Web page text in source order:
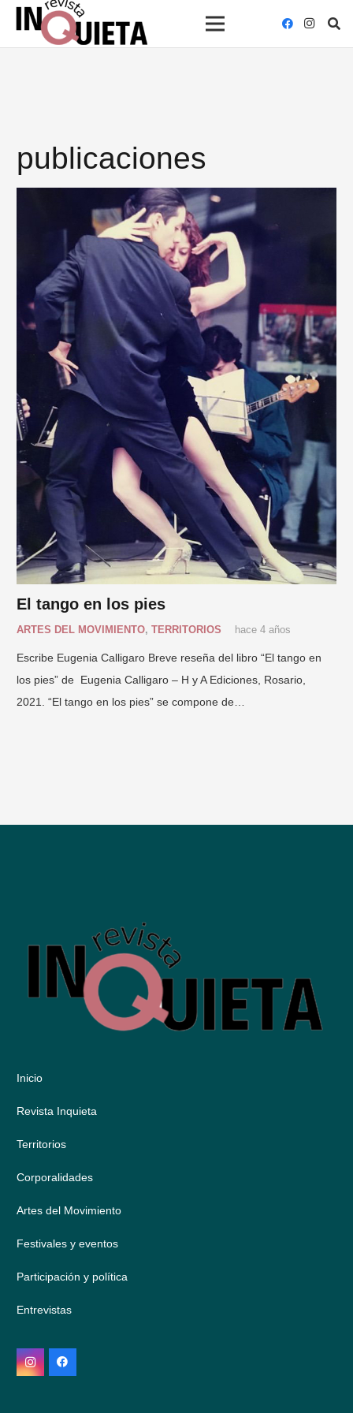
publicaciones
El tango en los pies
ARTES DEL MOVIMIENTO, TERRITORIOS hace 4 años
Escribe Eugenia Calligaro Breve reseña del libro “El tango en
los pies” de Eugenia Calligaro – H y A Ediciones, Rosario,
2021. “El tango en los pies” se compone de…
Inicio
Revista Inquieta
Territorios
Corporalidades
Artes del Movimiento
Festivales y eventos
Participación y política
Entrevistas